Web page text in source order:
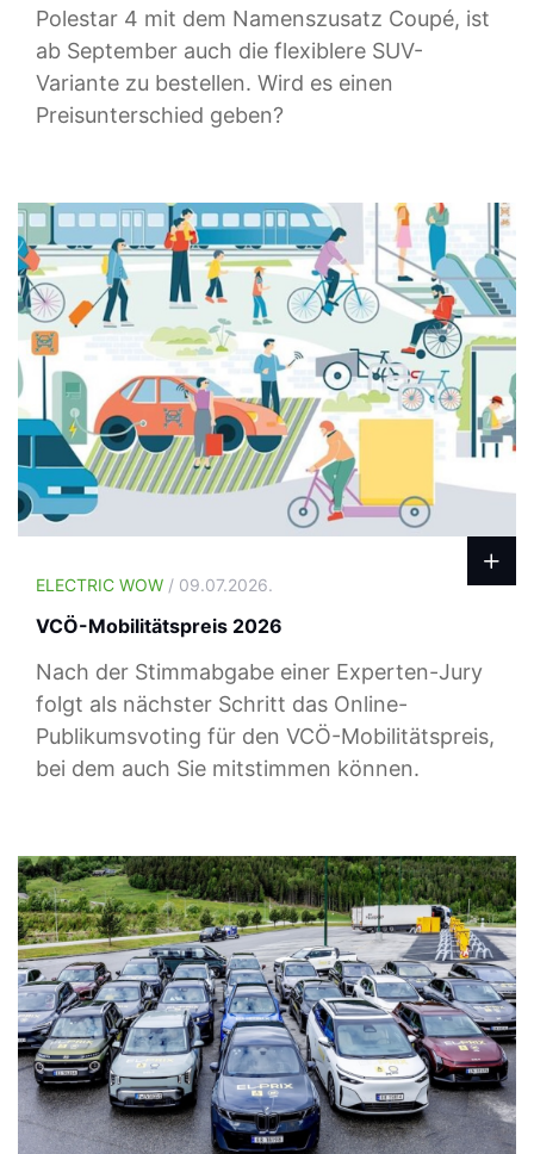
Polestar 4 mit dem Namenszusatz Coupé, ist
ab September auch die flexiblere SUV-
Variante zu bestellen. Wird es einen
Preisunterschied geben?
ELECTRIC WOW / 09.07.2026.
VCÖ-Mobilitätspreis 2026
Nach der Stimmabgabe einer Experten-Jury
folgt als nächster Schritt das Online-
Publikumsvoting für den VCÖ-Mobilitätspreis,
bei dem auch Sie mitstimmen können.